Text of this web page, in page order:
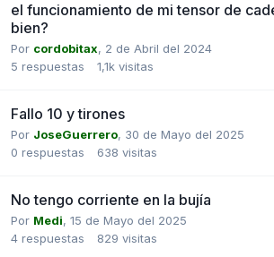
el funcionamiento de mi tensor de
bien?
Por cordobitax, 2 de Abril del 2024
5 respuestas 1,1k visitas
Fallo 10 y tirones
Por JoseGuerrero, 30 de Mayo del 2025
0 respuestas 638 visitas
No tengo corriente en la bujía
Por Medi, 15 de Mayo del 2025
4 respuestas 829 visitas